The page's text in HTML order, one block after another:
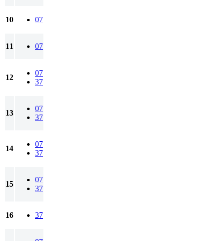
10 07
11 07
12
07
37
13
07
37
14
07
37
15
07
37
16 37